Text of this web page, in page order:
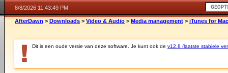
8/8/2026 11:43:49 PM
AfterDawn > Downloads > Video & Audio > Media management > iTunes for
Dit is een oude versie van deze software. Je kunt ook de v12.8 (laatste stabiele